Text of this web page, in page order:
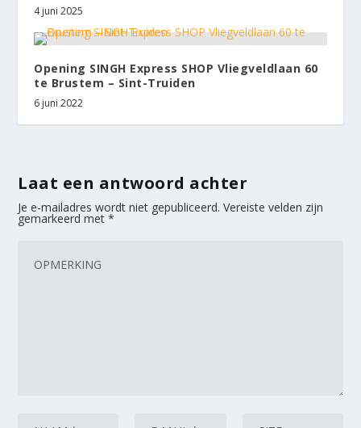
4 juni 2025
Opening SINGH Express SHOP Vliegveldlaan 60
te Brustem – Sint-Truiden
6 juni 2022
Laat een antwoord achter
Je e-mailadres wordt niet gepubliceerd. Vereiste velden zijn
gemarkeerd met*